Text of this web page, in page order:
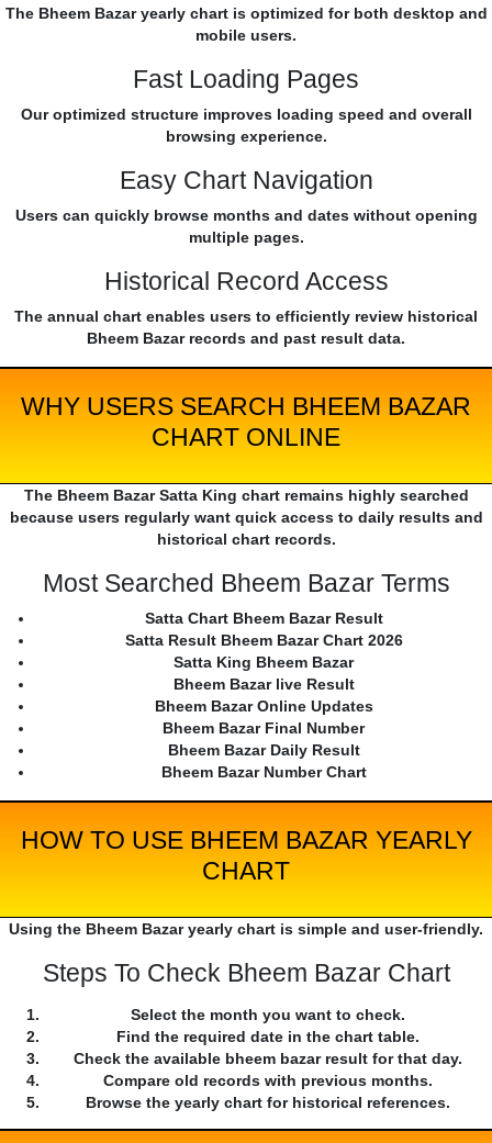
The Bheem Bazar yearly chart is optimized for both desktop and
mobile users.
Fast Loading Pages
Our optimized structure improves loading speed and overall
browsing experience.
Easy Chart Navigation
Users can quickly browse months and dates without opening
multiple pages.
Historical Record Access
The annual chart enables users to efficiently review historical
Bheem Bazar records and past result data.
WHY USERS SEARCH BHEEM BAZAR
CHART ONLINE
The Bheem Bazar Satta King chart remains highly searched
because users regularly want quick access to daily results and
historical chart records.
Most Searched Bheem Bazar Terms
Satta Chart Bheem Bazar Result
Satta Result Bheem Bazar Chart 2026
Satta King Bheem Bazar
Bheem Bazar live Result
Bheem Bazar Online Updates
Bheem Bazar Final Number
Bheem Bazar Daily Result
Bheem Bazar Number Chart
HOW TO USE BHEEM BAZAR YEARLY
CHART
Using the Bheem Bazar yearly chart is simple and user-friendly.
Steps To Check Bheem Bazar Chart
Select the month you want to check.
Find the required date in the chart table.
Check the available bheem bazar result for that day.
Compare old records with previous months.
Browse the yearly chart for historical references.